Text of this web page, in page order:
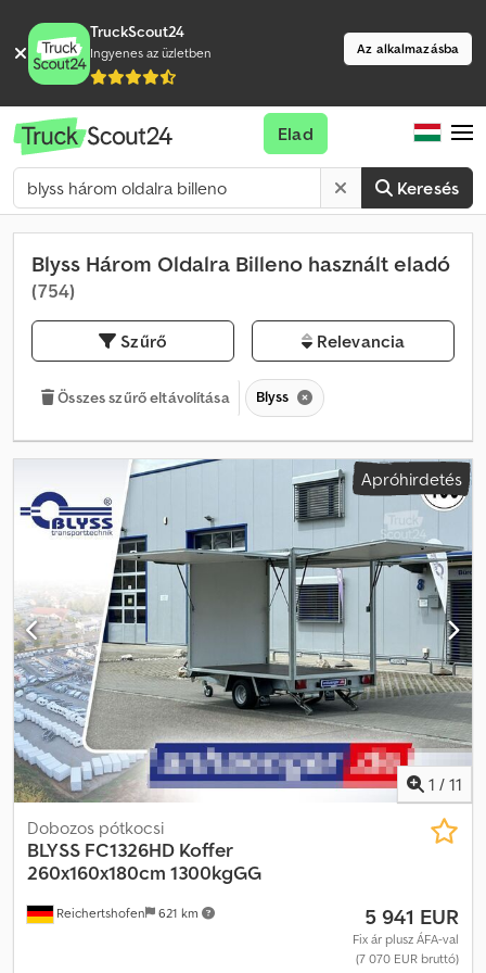
TruckScout24
Ingyenes az üzletben Az alkalmazásba
Keresés
Elad
Blyss Három Oldalra Billeno használt eladó
(754)
Szűrő Relevancia
Összes szűrő eltávolítása Blyss
Apróhirdetés
1 / 11
Reichertshofen 621 km
Dobozos pótkocsi
BLYSS FC1326HD Koffer
260x160x180cm 1300kgGG
5 941 EUR
Fix ár plusz ÁFA-val
(7 070 EUR bruttó)